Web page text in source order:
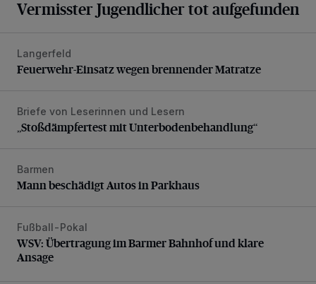
Vermisster Jugendlicher tot aufgefunden
Feuerwehr-Einsatz wegen brennender Matratze
Langerfeld
Feuerwehr-Einsatz wegen brennender Matratze
„Stoßdämpfertest mit Unterbodenbehandlung“
Briefe von Leserinnen und Lesern
„Stoßdämpfertest mit Unterbodenbehandlung“
Mann beschädigt Autos in Parkhaus
Barmen
Mann beschädigt Autos in Parkhaus
WSV: Übertragung im Barmer Bahnhof und klare Ansage
Fußball-Pokal
WSV: Übertragung im Barmer Bahnhof und klare
Ansage